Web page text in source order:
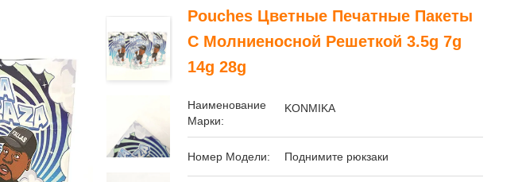
Pouches Цветные Печатные Пакеты
С Молниеносной Решеткой 3.5g 7g
14g 28g
Наименование
Марки:
KONMIKA
Номер Модели: Поднимите рюкзаки